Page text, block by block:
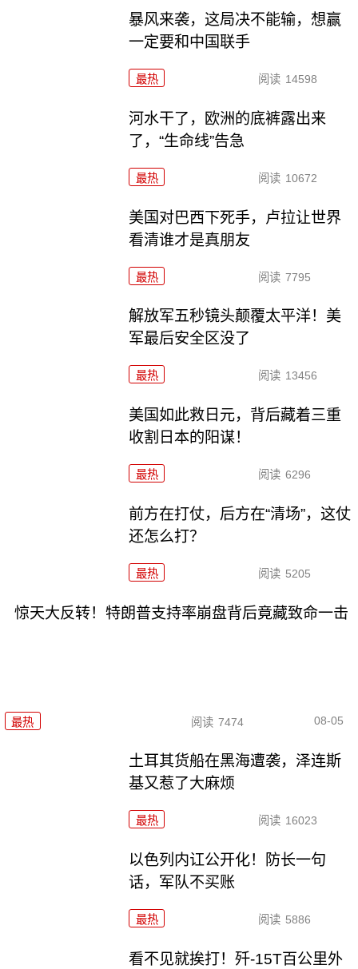
暴风来袭，这局决不能输，想赢
一定要和中国联手
最热 阅读 14598
河水干了，欧洲的底裤露出来
了，“生命线”告急
最热 阅读 10672
美国对巴西下死手，卢拉让世界
看清谁才是真朋友
最热 阅读 7795
解放军五秒镜头颠覆太平洋！美
军最后安全区没了
最热 阅读 13456
美国如此救日元，背后藏着三重
收割日本的阳谋！
最热 阅读 6296
前方在打仗，后方在“清场”，这仗
还怎么打？
最热 阅读 5205
惊天大反转！特朗普支持率崩盘背后竟藏致命一击
最热 阅读 7474 08-05
土耳其货船在黑海遭袭，泽连斯
基又惹了大麻烦
最热 阅读 16023
以色列内讧公开化！防长一句
话，军队不买账
最热 阅读 5886
看不见就挨打！歼-15T百公里外